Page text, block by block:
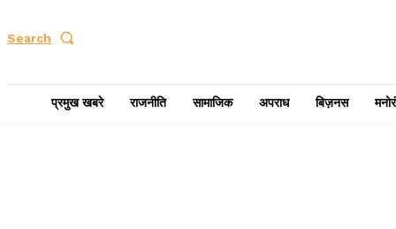
Search
प्रमुख खबरे राजनीति सामाजिक अपराध बिज़नस